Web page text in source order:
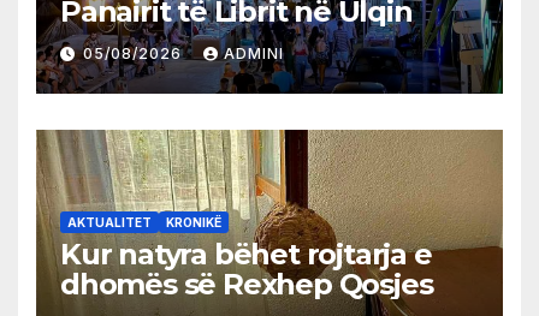
Panairit të Librit në Ulqin
05/08/2026 ADMINI
AKTUALITET KRONIKË
Kur natyra bëhet rojtarja e
dhomës së Rexhep Qosjes